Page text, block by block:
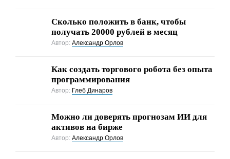
Сколько положить в банк, чтобы
получать 20000 рублей в месяц
Автор:Александр Орлов
Как создать торгового робота без опыта
программирования
Автор: Глеб Динаров
Можно ли доверять прогнозам ИИ для
активов на бирже
Автор:Александр Орлов